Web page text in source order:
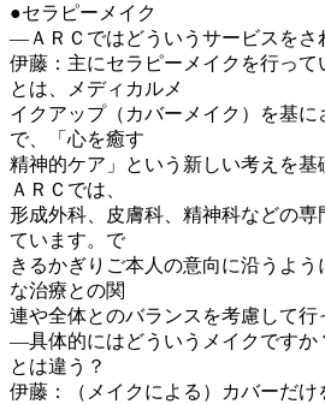
●セラピーメイク
―ＡＲＣではどういうサービスをさ
伊藤：主にセラピーメイクを行って
とは、メディカルメ
イクアップ（カバーメイク）を基
で、「心を癒す
精神的ケア」という新しい考えを基
ＡＲＣでは、
形成外科、皮膚科、精神科などの専
ています。で
きるかぎりご本人の意向に沿うよ
な治療との関
連や全体とのバランスを考慮して行
―具体的にはどういうメイクです
とは違う？
伊藤：（メイクによる）カバーだ